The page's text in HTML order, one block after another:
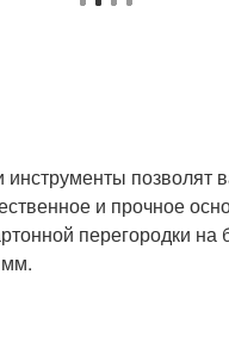
позволят
и прочное
перегородки на